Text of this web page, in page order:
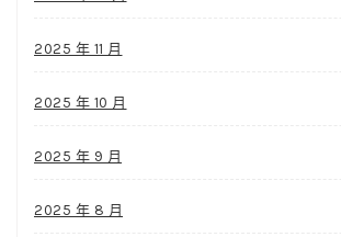
2025 年 11 月
2025 年 10 月
2025 年 9 月
2025 年 8 月